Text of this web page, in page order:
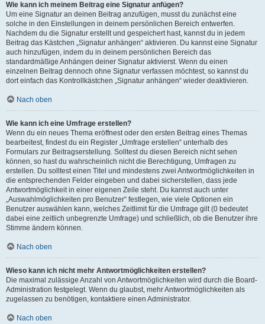
Wie kann ich meinem Beitrag eine Signatur anfügen?
Um eine Signatur an deinen Beitrag anzufügen, musst du zunächst eine
solche in den Einstellungen in deinem persönlichen Bereich entwerfen.
Nachdem du die Signatur erstellt und gespeichert hast, kannst du in jedem
Beitrag das Kästchen „Signatur anhängen“ aktivieren. Du kannst eine Signatur
auch hinzufügen, indem du in deinem persönlichen Bereich das
standardmäßige Anhängen deiner Signatur aktivierst. Wenn du einen
einzelnen Beitrag dennoch ohne Signatur verfassen möchtest, so kannst du
dort einfach das Kontrollkästchen „Signatur anhängen“ wieder deaktivieren.
Nach oben
Wie kann ich eine Umfrage erstellen?
Wenn du ein neues Thema eröffnest oder den ersten Beitrag eines Themas
bearbeitest, findest du ein Register „Umfrage erstellen“ unterhalb des
Formulars zur Beitragserstellung. Solltest du diesen Bereich nicht sehen
können, so hast du wahrscheinlich nicht die Berechtigung, Umfragen zu
erstellen. Du solltest einen Titel und mindestens zwei Antwortmöglichkeiten in
die entsprechenden Felder eingeben und dabei sicherstellen, dass jede
Antwortmöglichkeit in einer eigenen Zeile steht. Du kannst auch unter
„Auswahlmöglichkeiten pro Benutzer“ festlegen, wie viele Optionen ein
Benutzer auswählen kann, welches Zeitlimit für die Umfrage gilt (0 bedeutet
dabei eine zeitlich unbegrenzte Umfrage) und schließlich, ob die Benutzer ihre
Stimme ändern können.
Nach oben
Wieso kann ich nicht mehr Antwortmöglichkeiten erstellen?
Die maximal zulässige Anzahl von Antwortmöglichkeiten wird durch die Board-
Administration festgelegt. Wenn du glaubst, mehr Antwortmöglichkeiten als
zugelassen zu benötigen, kontaktiere einen Administrator.
Nach oben